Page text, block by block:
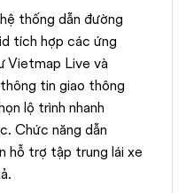
thống dẫn đường
tích hợp các ứng
Vietmap Live và
tin giao thông
lộ trình nhanh
Chức năng dẫn
hỗ trợ tập trung lái xe